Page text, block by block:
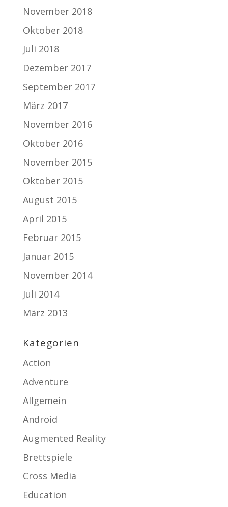
November 2018
Oktober 2018
Juli 2018
Dezember 2017
September 2017
März 2017
November 2016
Oktober 2016
November 2015
Oktober 2015
August 2015
April 2015
Februar 2015
Januar 2015
November 2014
Juli 2014
März 2013
Kategorien
Action
Adventure
Allgemein
Android
Augmented Reality
Brettspiele
Cross Media
Education